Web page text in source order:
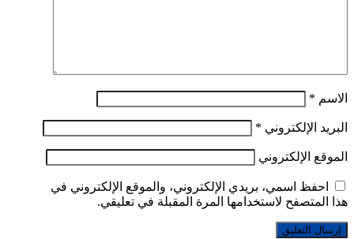
الاسم *
البريد الإلكتروني *
الموقع الإلكتروني
احفظ اسمي، بريدي الإلكتروني، والموقع الإلكتروني في
هذا المتصفح لاستخدامها المرة المقبلة في تعليقي.